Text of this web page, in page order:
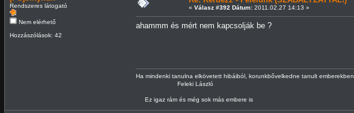
Rendszeres látogató
Nem elérhető
Hozzászólások: 42
« Válasz #392 Dátum:2011.02.27 14:13 »
ahammm és mért nem kapcsolják be ?
Ha mindenki tanulna elkövetett hibáiból, korunkbővelkedne tanult emberekben.
Feleki László
Ez igaz rám és még sok más embere is